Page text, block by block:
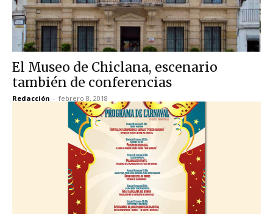
El Museo de Chiclana, escenario
también de conferencias
Redacción - febrero 8, 2018